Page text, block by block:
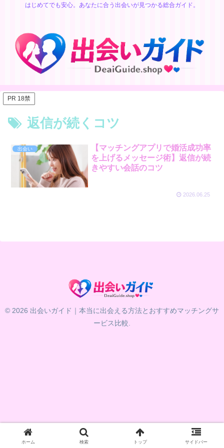
はじめてでも安心。あなたに合う出会いが見つかる総合ガイド。
PR 18禁
返信が続くコツ
出会い
【マッチングアプリで婚活成功率
を上げるメッセージ術】返信が続
きやすい会話のコツ
2026.06.25
© 2026 出会いガイド｜本当に出会える方法とおすすめマッチングサ
ービス比較.
ホーム 検索 トップ サイドバー